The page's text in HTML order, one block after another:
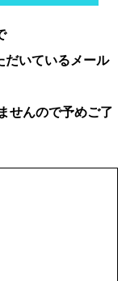
だいているメール
せんので予めご了